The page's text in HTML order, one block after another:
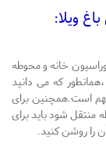
ویلا:
خانه و محوطه
که می دانید
است.همچنین برای
شود باید برای
را روشن کنید.